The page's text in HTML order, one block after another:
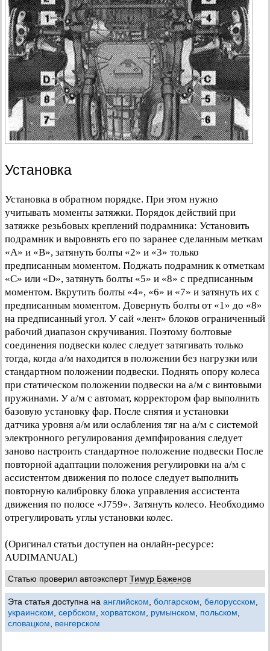
Установка
Установка в обратном порядке. При этом нужно
учитывать моменты затяжки. Порядок действий при
затяжке резьбовых креплений подрамника: Установить
подрамник и выровнять его по заранее сделанным меткам
«А» и «В», затянуть болты «2» и «3» только
предписанным моментом. Поджать подрамник к отметкам
«С» или «D», затянуть болты «5» и «8» с предписанным
моментом. Вкрутить болты «4», «6» и «7» и затянуть их с
предписанным моментом. Довернуть болты от «1» до «8»
на предписанный угол. У сай «лент» блоков ограниченный
рабочий диапазон скручивания. Поэтому болтовые
соединения подвески колес следует затягивать только
тогда, когда а/м находится в положении без нагрузки или
стандартном положении подвески. Поднять опору колеса
при статическом положении подвески на а/м с винтовыми
пружинами. У а/м с автомат, корректором фар выполнить
базовую установку фар. После снятия и установки
датчика уровня а/м или ослабления тяг на а/м с системой
электронного регулирования демпфирования следует
заново настроить стандартное положение подвески После
повторной адаптации положения регулировки на а/м с
ассистентом движения по полосе следует выполнить
повторную калибровку блока управления ассистента
движения по полосе «J759». Затянуть колесо. Необходимо
отрегулировать углы установки колес.
(Оригинал статьи доступен на онлайн-ресурсе:
AUDIMANUAL)
Статью проверил автоэкспертТимур Баженов
Эта статья доступна на английском, болгарском, белорусском,
украинском, сербском, хорватском, румынском, польском,
словацком, венгерском